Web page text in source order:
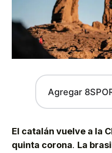
Agregar
El catalán vuelve a la
quinta corona. La